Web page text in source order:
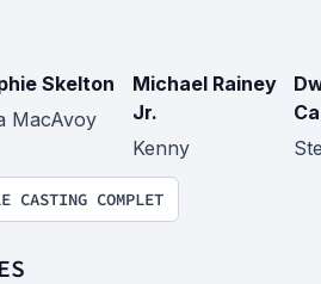
Skelton
MacAvoy
Michael Rainey
Jr.
Kenny
CASTING COMPLET